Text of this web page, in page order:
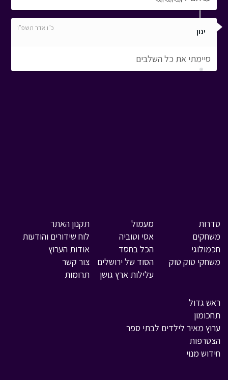
ינון כ"ו אדר תשפ"ו
סיימתי את כל השלבים
סדרות
משחקים
חכמולוגי
משחקי טוק טוק
מעמול
אסי וטוביה
הכל בחסד
הסוד של ירושלים
עלילות ארץ גושן
ראש גדול
תחכומון
ערוץ מאיר לילדים לבתי ספר
הצטרפות
חידוש מנוי
תקנון האתר
לוח שידורים והודעות
אודות הערוץ
צור קשר
תרומות